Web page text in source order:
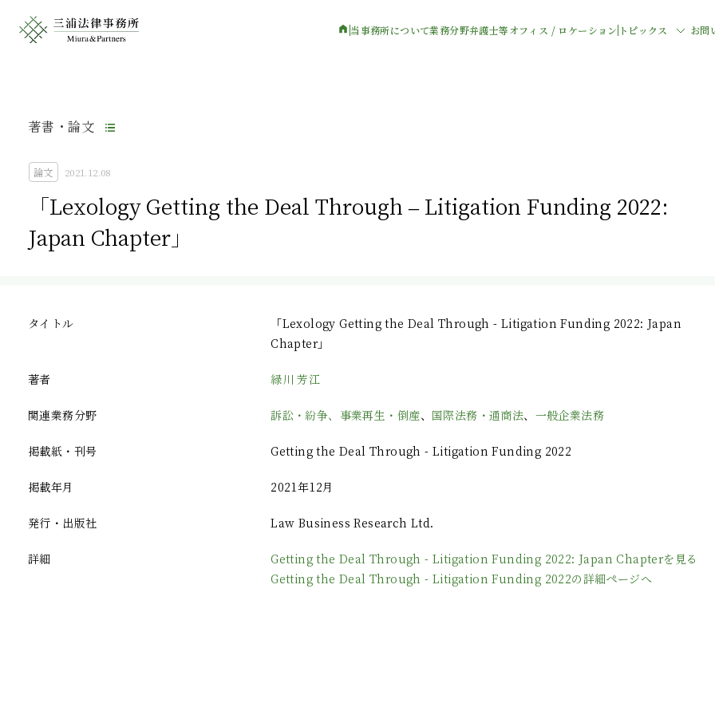
当事務所について業務分野弁護士等オフィス / ロケーション トピックス お問
著書・論文
論文 2021.12.08
「Lexology Getting the Deal Through – Litigation Funding 2022:
Japan Chapter」
タイトル
「Lexology Getting the Deal Through - Litigation Funding 2022: Japan
Chapter」
著者 緑川 芳江
関連業務分野 訴訟・紛争、事業再生・倒産、 国際法務・通商法、 一般企業法務
掲載紙・刊号 Getting the Deal Through - Litigation Funding 2022
掲載年月 2021年12月
発行・出版社 Law Business Research Ltd.
詳細
Getting the Deal Through - Litigation Funding 2022: Japan Chapterを見る
Getting the Deal Through - Litigation Funding 2022の詳細ページへ